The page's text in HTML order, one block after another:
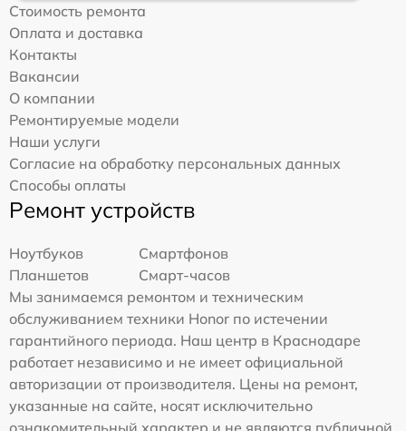
Стоимость ремонта
Оплата и доставка
Контакты
Вакансии
О компании
Ремонтируемые модели
Наши услуги
Согласие на обработку персональных данных
Способы оплаты
Ремонт устройств
Ноутбуков
Смартфонов
Планшетов
Смарт-часов
Мы занимаемся ремонтом и техническим
обслуживанием техники Honor по истечении
гарантийного периода. Наш центр в Краснодаре
работает независимо и не имеет официальной
авторизации от производителя. Цены на ремонт,
указанные на сайте, носят исключительно
ознакомительный характер и не являются публичной